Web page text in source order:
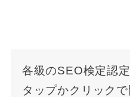
各級のSEO検定認
タップかクリックで